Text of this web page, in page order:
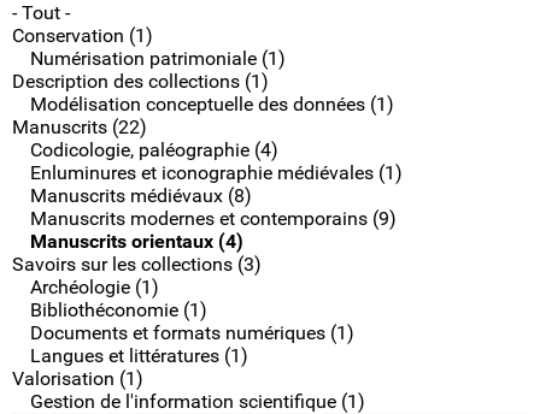
- Tout -
Conservation (1)
Numérisation patrimoniale (1)
Description des collections (1)
Modélisation conceptuelle des données (1)
Manuscrits (22)
Codicologie, paléographie (4)
Enluminures et iconographie médiévales (1)
Manuscrits médiévaux (8)
Manuscrits modernes et contemporains (9)
Manuscrits orientaux (4)
Savoirs sur les collections (3)
Archéologie (1)
Bibliothéconomie (1)
Documents et formats numériques (1)
Langues et littératures (1)
Valorisation (1)
Gestion de l'information scientifique (1)